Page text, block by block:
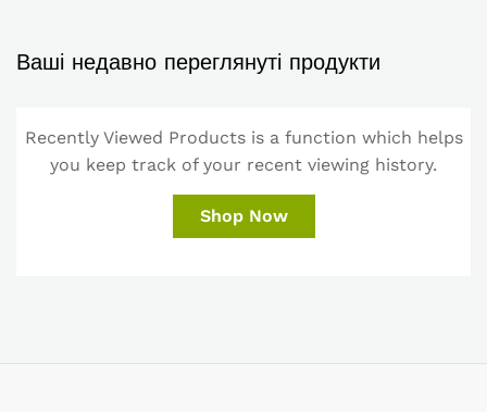
Ваші недавно переглянуті продукти
Recently Viewed Products is a function which helps
you keep track of your recent viewing history.
Shop Now